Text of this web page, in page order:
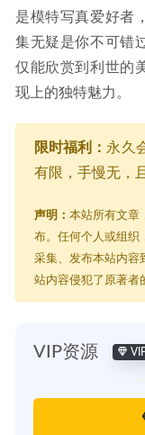
是模特写真爱好者
集无疑是你不可错
仅能欣赏到利世的
现上的独特魅力。
限时福利： 永久
有限，手慢无，
声明： 本站所有文章
布。任何个人或组织
采集、发布本站内容
站内容侵犯了原著者
VIP资源